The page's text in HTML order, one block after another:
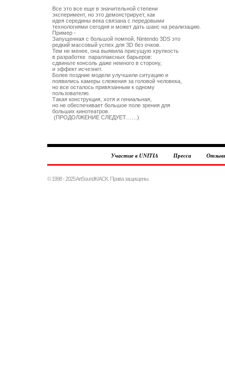
Все это все еще в значительной степени
эксперимент, но это демонстрирует, как
идея середины века связана с передовыми
технологиями сегодня и может дать шанс на реализацию.
Пример -
Запущенная с большой помпой, Nintendo 3DS это
редкий массовый успех для 3D без очков.
Тем не менее, она выявила присущую хрупкость
в разработке  параллаксных барьеров:
сдвиньте консоль даже немного в сторону,
и эффект исчезнет.
Более поздние модели улучшили ситуацию и
появились камеры слежения за головой человека,
но все осталось привязанным к одному
пользователю.
Такая конструкция, хотя и гениальная,
но не обеспечивает большое поле зрения для
больших кинотеатров.
Участие в UNITIA Пресса
© 1998 - 2025 ArtSoundK/ACK. Права защищены.